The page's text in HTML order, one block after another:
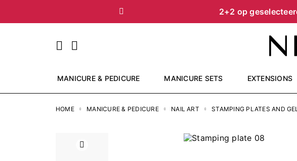
2+2 op
Vorige
MANICURE & PEDICURE MANICURE SETS EXTENSIONS
HOME MANICURE & PEDICURE NAIL ART STAMPING PLATES AND
Vorige